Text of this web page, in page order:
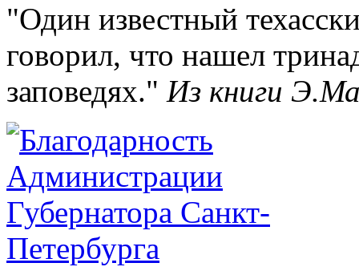
Один известный
говорил, что нашел
заповедях.
Из книги